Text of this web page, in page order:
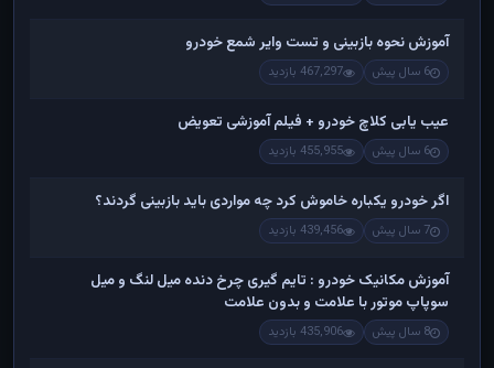
آموزش نحوه بازبینی و تست وایر شمع خودرو
6 سال پیش 467,297 بازدید
عیب یابی کلاچ خودرو + فیلم آموزشی تعویض
6 سال پیش 455,955 بازدید
اگر خودرو یکباره خاموش کرد چه مواردی باید بازبینی گردند؟
7 سال پیش 439,456 بازدید
آموزش مکانیک خودرو : تایم گیری چرخ دنده میل لنگ و میل
سوپاپ موتور با علامت و بدون علامت
8 سال پیش 435,906 بازدید